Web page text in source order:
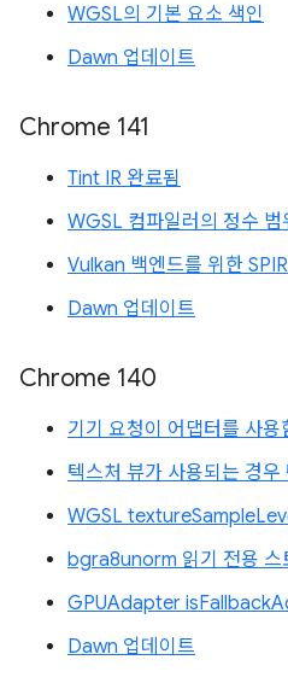
WGSL의 기본 요소 색인
Dawn 업데이트
Chrome 141
Tint IR 완료됨
WGSL 컴파일러의 정수 범
Vulkan 백엔드를 위한
Dawn 업데이트
Chrome 140
기기 요청이 어댑터를 사용
텍스처 뷰가 사용되는 경
WGSL
bgra8unorm 읽기 전용 스
GPUAdapter
Dawn 업데이트